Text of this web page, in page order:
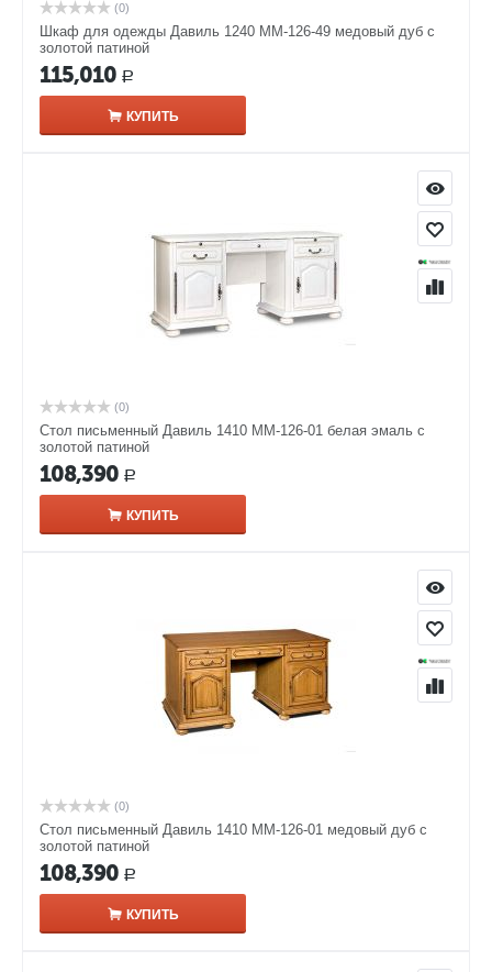
(0)
Шкаф для одежды Давиль 1240 ММ-126-49 медовый дуб с
золотой патиной
115,010 Р
КУПИТЬ
(0)
Стол письменный Давиль 1410 ММ-126-01 белая эмаль с
золотой патиной
108,390 Р
КУПИТЬ
(0)
Стол письменный Давиль 1410 ММ-126-01 медовый дуб с
золотой патиной
108,390 Р
КУПИТЬ